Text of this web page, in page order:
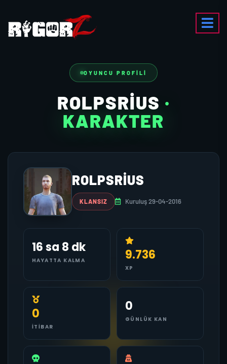
OYUNCU PROFILI
ROLPSRIUS ·
KARAKTER
ROLPSRIUS
KLANSIZ Kuruluş 29-04-2016
16 sa 8 dk
HAYATTA KALMA 9.736
XP
0
İTIBAR
0
GÜNLÜK KAN